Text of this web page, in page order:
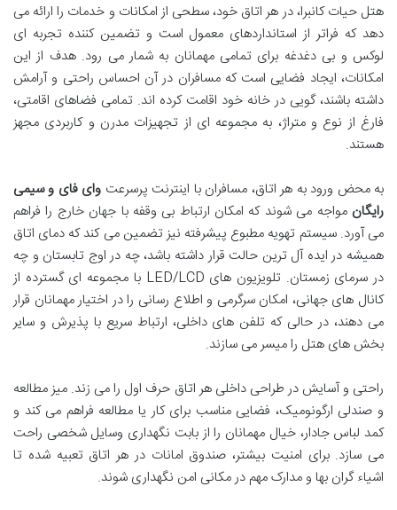
هتل حیات کانبرا، در هر اتاق خود، سطحی از امکانات و خدمات را ارائه می
دهد که فراتر از استانداردهای معمول است و تضمین کننده تجربه ای
لوکس و بی دغدغه برای تمامی مهمانان به شمار می رود. هدف از این
امکانات، ایجاد فضایی است که مسافران در آن احساس راحتی و آرامش
داشته باشند، گویی در خانه خود اقامت کرده اند. تمامی فضاهای اقامتی،
فارغ از نوع و متراژ، به مجموعه ای از تجهیزات مدرن و کاربردی مجهز
هستند.
به محض ورود به هر اتاق، مسافران با اینترنت پرسرعت وای فای و سیمی
رایگان مواجه می شوند که امکان ارتباط بی وقفه با جهان خارج را فراهم
می آورد. سیستم تهویه مطبوع پیشرفته نیز تضمین می کند که دمای اتاق
همیشه در ایده آل ترین حالت قرار داشته باشد، چه در اوج تابستان و چه
در سرمای زمستان. تلویزیون های LED/LCD با مجموعه ای گسترده از
کانال های جهانی، امکان سرگرمی و اطلاع رسانی را در اختیار مهمانان قرار
می دهند، در حالی که تلفن های داخلی، ارتباط سریع با پذیرش و سایر
بخش های هتل را میسر می سازند.
راحتی و آسایش در طراحی داخلی هر اتاق حرف اول را می زند. میز مطالعه
و صندلی ارگونومیک، فضایی مناسب برای کار یا مطالعه فراهم می کند و
کمد لباس جادار، خیال مهمانان را از بابت نگهداری وسایل شخصی راحت
می سازد. برای امنیت بیشتر، صندوق امانات در هر اتاق تعبیه شده تا
اشیاء گران بها و مدارک مهم در مکانی امن نگهداری شوند.